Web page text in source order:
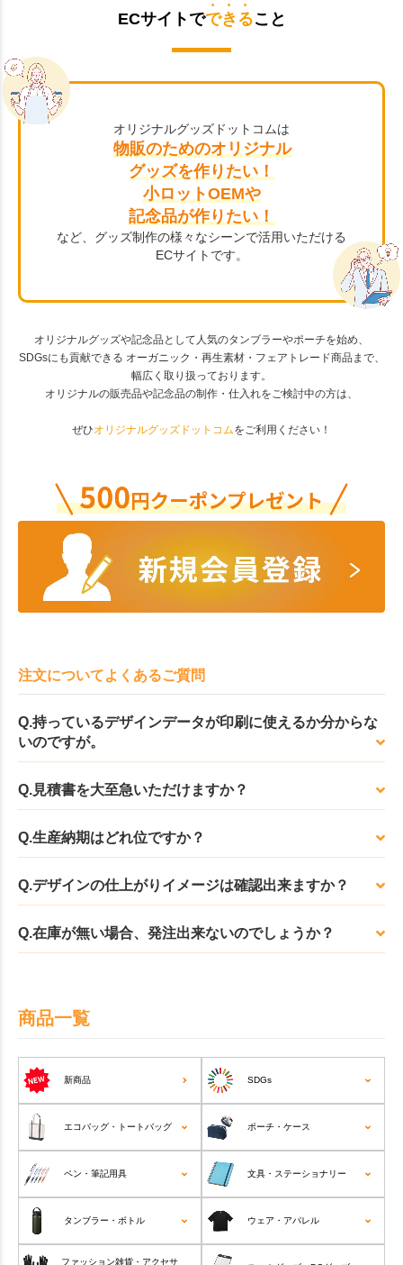
ECサイトでできること
オリジナルグッズドットコムは
物販のためのオリジナル
グッズを作りたい！
小ロットOEMや
記念品が作りたい！
など、グッズ制作の様々なシーンで活用いただける
ECサイトです。
オリジナルグッズや記念品として人気のタンブラーやポーチを始め、
SDGsにも貢献できる オーガニック・再生素材・フェアトレード商品まで、
幅広く取り扱っております。
オリジナルの販売品や記念品の制作・仕入れをご検討中の方は、
ぜひオリジナルグッズドットコムをご利用ください！
注文についてよくあるご質問
Q.持っているデザインデータが印刷に使えるか分からな
いのですが。
Q.見積書を大至急いただけますか？
Q.生産納期はどれ位ですか？
Q.デザインの仕上がりイメージは確認出来ますか？
Q.在庫が無い場合、発注出来ないのでしょうか？
商品一覧
新商品 SDGs
エコバッグ・トートバッグ ポーチ・ケース
ペン・筆記用具 文具・ステーショナリー
タンブラー・ボトル ウェア・アパレル
ファッション雑貨・アクセサ